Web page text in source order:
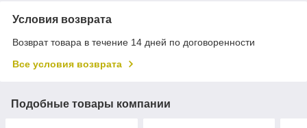
Условия возврата
Возврат товара в течение 14 дней по договоренности
Все условия возврата
Подобные товары компании